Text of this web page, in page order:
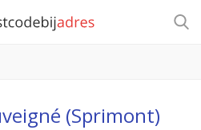
(Sprimont)